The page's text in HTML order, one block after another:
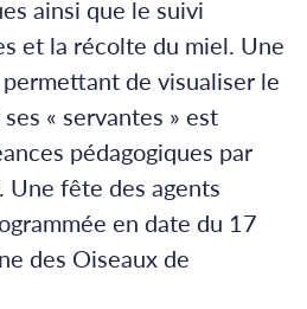
ainsi que le suivi
et la récolte du miel. Une
de visualiser le
« servantes » est
pédagogiques par
Une fête des agents
en date du 17
des Oiseaux de